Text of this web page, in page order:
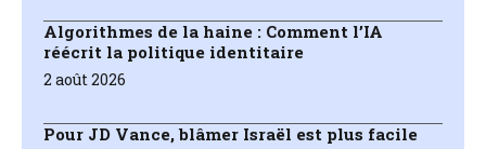
Algorithmes de la haine : Comment l’IA
réécrit la politique identitaire
2 août 2026
Pour JD Vance, blâmer Israël est plus facile